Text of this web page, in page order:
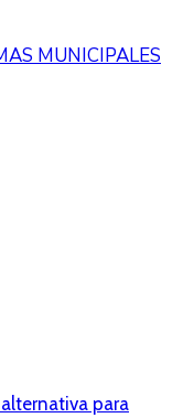
MUNICIPALES
para